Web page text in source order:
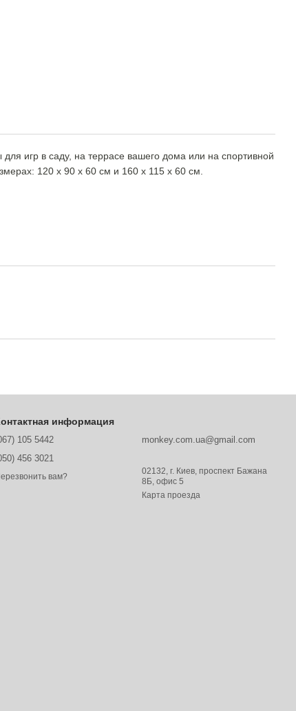
игр в саду, на террасе вашего дома или на спортивной
120 x 90 x 60 см и 160 x 115 x 60 см.
информация
105 5442
456 3021
вам?
monkey.com.ua@gmail.com
02132, г. Киев, проспект Бажана
8Б, офис 5
Карта проезда